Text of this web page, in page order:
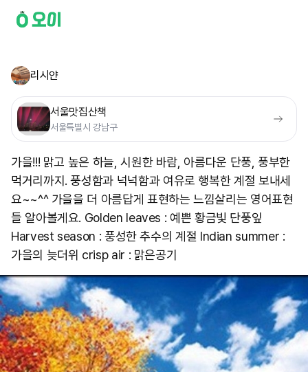
리시얀
서울맛집산책
서울특별시 강남구
가을!!! 맑고 높은 하늘, 시원한 바람, 아름다운 단풍, 풍부한
먹거리까지. 풍성함과 넉넉함과 여유로 행복한 계절 보내세
요~~^^ 가을을 더 아름답게 표현하는 느낌살리는 영어표현
들 알아볼게요. Golden leaves : 예쁜 황금빛 단풍잎
Harvest season : 풍성한 추수의 계절 Indian summer :
가을의 늦더위 crisp air : 맑은공기 ​